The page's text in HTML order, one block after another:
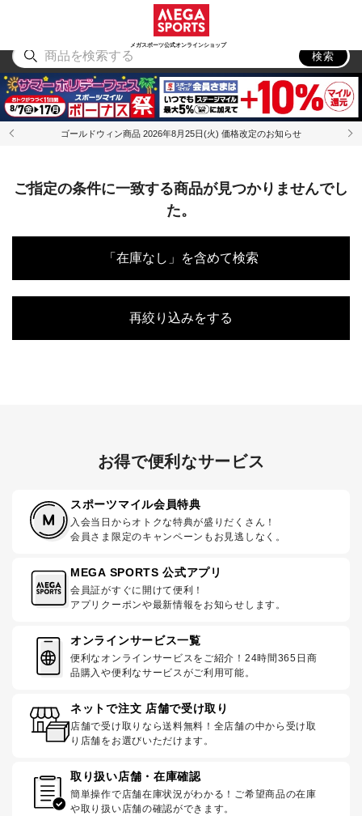
メガスポーツ公式オンラインショップ
アウトドア
検索
ゴールドウィン商品 2026年8月25日(火) 価格改定のお知らせ
ご指定の条件に一致する商品が見つかりませんでし
た。
「在庫なし」を含めて検索
再絞り込みをする
お得で便利なサービス
スポーツマイル会員特典
入会当日からオトクな特典が盛りだくさん！
会員さま限定のキャンペーンもお見逃しなく。
MEGA SPORTS 公式アプリ
会員証がすぐに開けて便利！
アプリクーポンや最新情報をお知らせします。
オンラインサービス一覧
便利なオンラインサービスをご紹介！24時間365日商
品購入や便利なサービスがご利用可能。
ネットで注文 店舗で受け取り
店舗で受け取りなら送料無料！全店舗の中から受け取
り店舗をお選びいただけます。
取り扱い店舗・在庫確認
簡単操作で店舗在庫状況がわかる！ご希望商品の在庫
や取り扱い店舗の確認ができます。